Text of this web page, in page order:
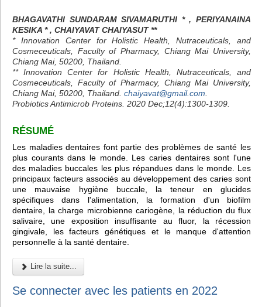
BHAGAVATHI SUNDARAM SIVAMARUTHI * , PERIYANAINA
KESIKA * , CHAIYAVAT CHAIYASUT **
* Innovation Center for Holistic Health, Nutraceuticals, and
Cosmeceuticals, Faculty of Pharmacy, Chiang Mai University,
Chiang Mai, 50200, Thailand.
** Innovation Center for Holistic Health, Nutraceuticals, and
Cosmeceuticals, Faculty of Pharmacy, Chiang Mai University,
Chiang Mai, 50200, Thailand. chaiyavat@gmail.com
Probiotics Antimicrob Proteins. 2020 Dec;12(4):1300-1309.
RÉSUMÉ
Les maladies dentaires font partie des problèmes de santé les
plus courants dans le monde. Les caries dentaires sont l'une
des maladies buccales les plus répandues dans le monde. Les
principaux facteurs associés au développement des caries sont
une mauvaise hygiène buccale, la teneur en glucides
spécifiques dans l'alimentation, la formation d'un biofilm
dentaire, la charge microbienne cariogène, la réduction du flux
salivaire, une exposition insuffisante au fluor, la récession
gingivale, les facteurs génétiques et le manque d'attention
personnelle à la santé dentaire.
Lire la suite...
Se connecter avec les patients en 2022